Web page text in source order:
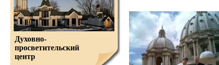
Духовно-
просветительский
центр